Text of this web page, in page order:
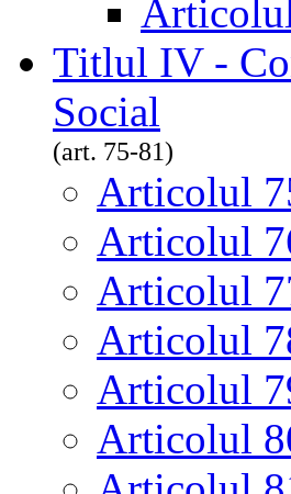
Titlul IV -
Social
(art. 75-81)
Articolul
Articolul
Articolul
Articolul
Articolul
Articolul